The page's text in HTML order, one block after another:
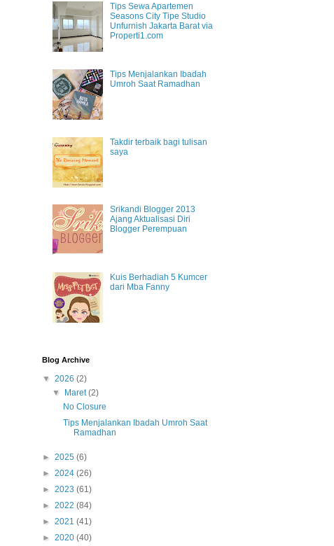
Tips Sewa Apartemen
Seasons City Tipe Studio
Unfurnish Jakarta Barat via
Properti1.com
Tips Menjalankan Ibadah
Umroh Saat Ramadhan
Takdir terbaik bagi tulisan
saya
Srikandi Blogger 2013
Ajang Aktualisasi Diri
Blogger Perempuan
Kuis Berhadiah 5 Kumcer
dari Mba Fanny
Blog Archive
▼ 2026 (2)
▼ Maret(2)
No Closure
Tips Menjalankan Ibadah Umroh Saat
Ramadhan
► 2025 (6)
► 2024 (26)
► 2023 (61)
► 2022 (84)
► 2021 (41)
► 2020 (40)